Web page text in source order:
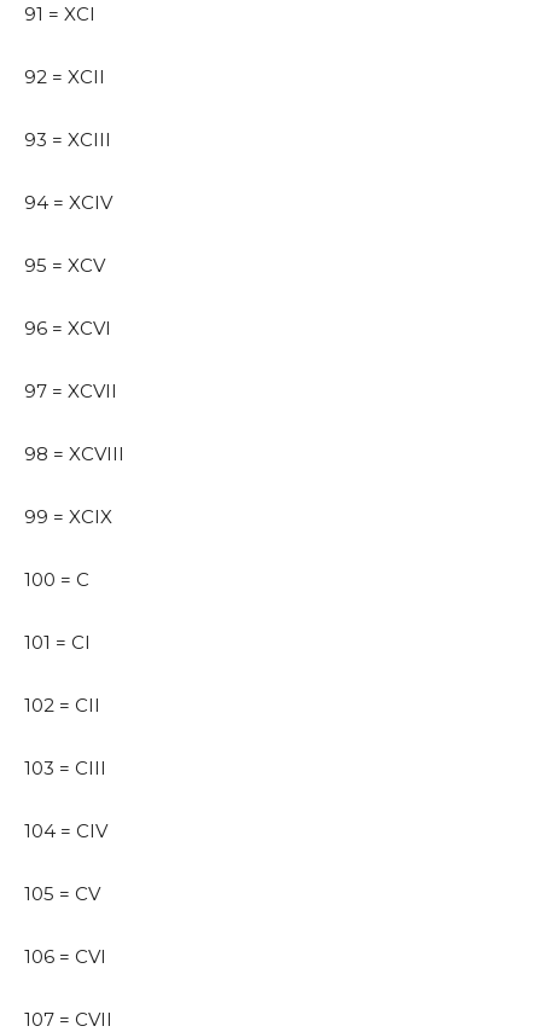
91 = XCI
92 = XCII
93 = XCIII
94 = XCIV
95 = XCV
96 = XCVI
97 = XCVII
98 = XCVIII
99 = XCIX
100 = C
101 = CI
102 = CII
103 = CIII
104 = CIV
105 = CV
106 = CVI
107 = CVII